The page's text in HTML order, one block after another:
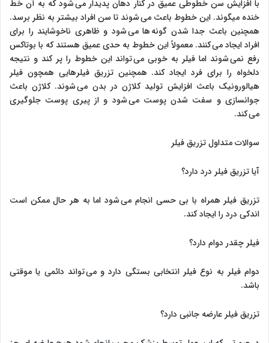
با افزایش سن خطوطی عمیق در کنار دهان پدیدار می شود که به آن خط
خنده میگوند. این خطوط باعث می شوند تا سن افراد بیشتر به نظر برسد.
همچنین باعث جدا شدن گونه ها می شود و ظاهری ناخوشایند را برای
افراد ایجاد می کنند. معمولاً این خطوط به حدی عمیق هستند که با بوتاکس
رفع نمی شوند اما فیلر به خوبی می تواند این خطوط را پر کند و نتیجه
دلخواه را برای فرد ایجاد کند. همچنین تزریق فیلرهایی همچون فیلر
هیالورونیک باعث افزایش تولید کلاژن در بدن می شوند. کلاژن باعث
جوانسازی و سفت شدن پوست می شود و از پیری پوست جلوگیری
می کند.
سوالات متداول تزریق فیلر
آیا تزریق فیلر درد دارد؟
تزریق فیلر همراه با بی حسی انجام می شود اما به هر حال ممکن است
اندکی درد را ایجاد کند.
فیلر چقدر دوام دارد؟
دوام فیلر به نوع فیلر انتخابی بستگی دارد و می تواند دائمی یا موقتی
باشد.
تزریق فیلر عارضه جانبی دارد؟